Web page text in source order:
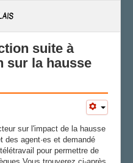
suite à
sur la hausse
sur l'impact de la hausse
des agent·es et demandé
pour permettre de